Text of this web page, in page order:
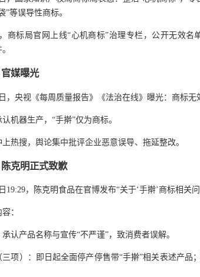
”等误导性商标。
商标局官网上线“心机商标”治理专栏，公开无效名
官媒曝光
，央视《每周质量报告》《法治在线》曝光：商标
机器生产，“手擀”仅为商标。
上热搜，舆论集中批评企业恶意误导、拖延整改。
陈克明正式致歉
19:29，陈克明食品在官博发布“关于‘手擀’商标相关问
：
认产品名称与宣传“不严谨”，致消费者误解。
三项）：即日起全面停产停售带“手擀”相关表述产品